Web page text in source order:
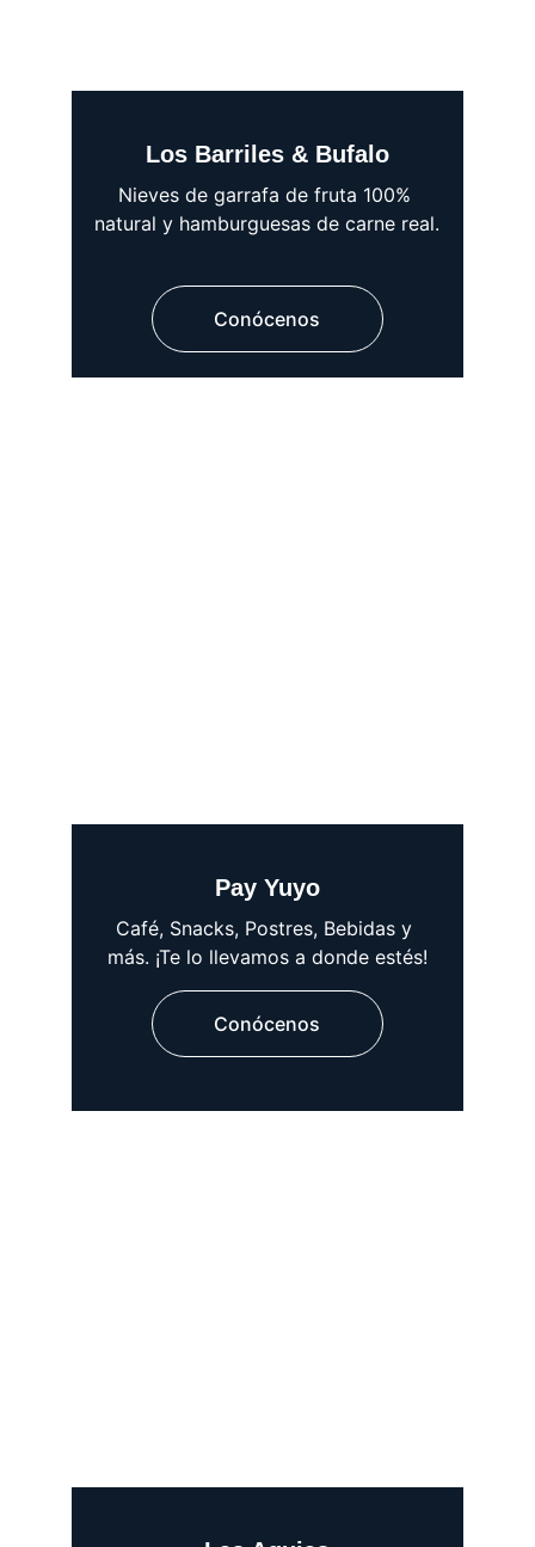
Los Barriles & Bufalo
Nieves de garrafa de fruta 100%
natural y hamburguesas de carne real.
Conócenos
Pay Yuyo
Conócenos
Café, Snacks, Postres, Bebidas y
más. ¡Te lo llevamos a donde estés!